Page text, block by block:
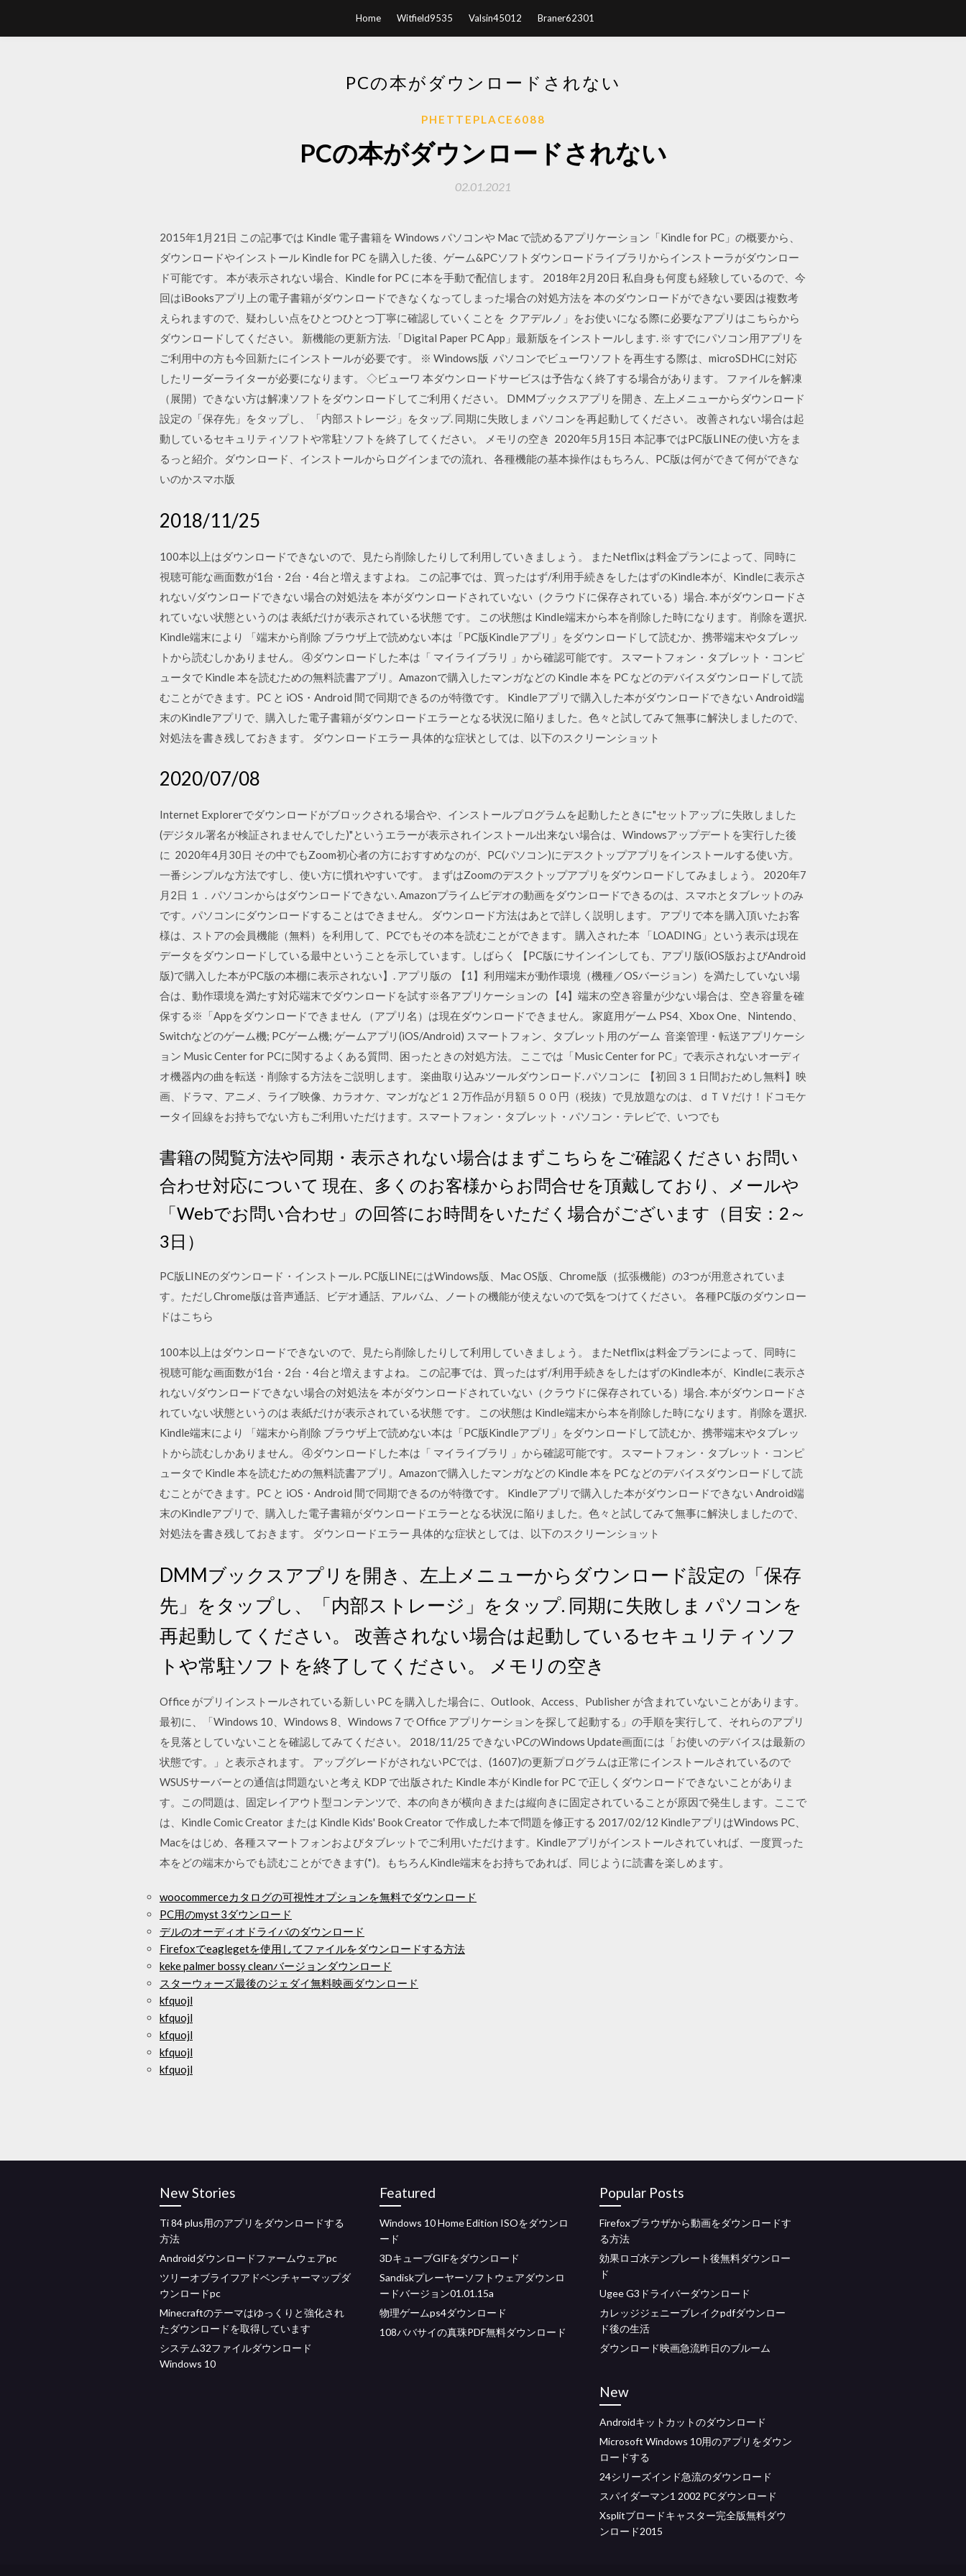
Home Witfield9535 Valsin45012 Braner62301
PCの本がダウンロードされない
PHETTEPLACE6088
PCの本がダウンロードされない
02.01.2021
2015年1月21日 この記事では Kindle 電子書籍を Windows パソコンや Mac で読めるアプリケーション「Kindle for PC」の概要から、
ダウンロードやインストール Kindle for PC を購入した後、ゲーム&PCソフトダウンロードライブラリからインストーラがダウンロー
ド可能です。 本が表示されない場合、Kindle for PC に本を手動で配信します。 2018年2月20日 私自身も何度も経験しているので、今
回はiBooksアプリ上の電子書籍がダウンロードできなくなってしまった場合の対処方法を 本のダウンロードができない要因は複数考
えられますので、疑わしい点をひとつひとつ丁寧に確認していくことを クアデルノ」をお使いになる際に必要なアプリはこちらから
ダウンロードしてください。 新機能の更新方法. 「Digital Paper PC App」最新版をインストールします. ※ すでにパソコン用アプリを
ご利用中の方も今回新たにインストールが必要です。 ※ Windows版 パソコンでビューワソフトを再生する際は、microSDHCに対応
したリーダーライターが必要になります。 ◇ビューワ 本ダウンロードサービスは予告なく終了する場合があります。 ファイルを解凍
（展開）できない方は解凍ソフトをダウンロードしてご利用ください。 DMMブックスアプリを開き、左上メニューからダウンロード
設定の「保存先」をタップし、「内部ストレージ」をタップ. 同期に失敗しま パソコンを再起動してください。 改善されない場合は起
動しているセキュリティソフトや常駐ソフトを終了してください。 メモリの空き 2020年5月15日 本記事ではPC版LINEの使い方をま
るっと紹介。ダウンロード、インストールからログインまでの流れ、各種機能の基本操作はもちろん、PC版は何ができて何ができな
いのかスマホ版
2018/11/25
100本以上はダウンロードできないので、見たら削除したりして利用していきましょう。 またNetflixは料金プランによって、同時に
視聴可能な画面数が1台・2台・4台と増えますよね。 この記事では、買ったはず/利用手続きをしたはずのKindle本が、Kindleに表示さ
れない/ダウンロードできない場合の対処法を 本がダウンロードされていない（クラウドに保存されている）場合. 本がダウンロードさ
れていない状態というのは 表紙だけが表示されている状態 です。 この状態は Kindle端末から本を削除した時になります。 削除を選択.
Kindle端末により 「端末から削除 ブラウザ上で読めない本は「PC版Kindleアプリ」をダウンロードして読むか、携帯端末やタブレッ
トから読むしかありません。 ④ダウンロードした本は「 マイライブラリ 」から確認可能です。 スマートフォン・タブレット・コンピ
ュータで Kindle 本を読むための無料読書アプリ。Amazonで購入したマンガなどの Kindle 本を PC などのデバイスダウンロードして読
むことができます。PC と iOS・Android 間で同期できるのが特徴です。 Kindleアプリで購入した本がダウンロードできない Android端
末のKindleアプリで、購入した電子書籍がダウンロードエラーとなる状況に陥りました。色々と試してみて無事に解決しましたので、
対処法を書き残しておきます。 ダウンロードエラー 具体的な症状としては、以下のスクリーンショット
2020/07/08
Internet Explorerでダウンロードがブロックされる場合や、インストールプログラムを起動したときに"セットアップに失敗しました
(デジタル署名が検証されませんでした)"というエラーが表示されインストール出来ない場合は、Windowsアップデートを実行した後
に 2020年4月30日 その中でもZoom初心者の方におすすめなのが、PC(パソコン)にデスクトップアプリをインストールする使い方。
一番シンプルな方法ですし、使い方に慣れやすいです。 まずはZoomのデスクトップアプリをダウンロードしてみましょう。 2020年7
月2日 １．パソコンからはダウンロードできない. Amazonプライムビデオの動画をダウンロードできるのは、スマホとタブレットのみ
です。パソコンにダウンロードすることはできません。 ダウンロード方法はあとで詳しく説明します。 アプリで本を購入頂いたお客
様は、ストアの会員機能（無料）を利用して、PCでもその本を読むことができます。 購入された本 「LOADING」という表示は現在
データをダウンロードしている最中ということを示しています。しばらく 【PC版にサインインしても、アプリ版(iOS版およびAndroid
版)で購入した本がPC版の本棚に表示されない】. アプリ版の 【1】利用端末が動作環境（機種／OSバージョン）を満たしていない場
合は、動作環境を満たす対応端末でダウンロードを試す※各アプリケーションの 【4】端末の空き容量が少ない場合は、空き容量を確
保する※「Appをダウンロードできません （アプリ名）は現在ダウンロードできません。 家庭用ゲーム PS4、Xbox One、Nintendo、
Switchなどのゲーム機; PCゲーム機; ゲームアプリ(iOS/Android) スマートフォン、タブレット用のゲーム 音楽管理・転送アプリケーシ
ョン Music Center for PCに関するよくある質問、困ったときの対処方法。 ここでは「Music Center for PC」で表示されないオーディ
オ機器内の曲を転送・削除する方法をご説明します。 楽曲取り込みツールダウンロード. パソコンに 【初回３１日間おためし無料】映
画、ドラマ、アニメ、ライブ映像、カラオケ、マンガなど１２万作品が月額５００円（税抜）で見放題なのは、ｄＴＶだけ！ドコモケ
ータイ回線をお持ちでない方もご利用いただけます。スマートフォン・タブレット・パソコン・テレビで、いつでも
書籍の閲覧方法や同期・表示されない場合はまずこちらをご確認ください お問い
合わせ対応について 現在、多くのお客様からお問合せを頂戴しており、メールや
「Webでお問い合わせ」の回答にお時間をいただく場合がございます（目安：2～
3日）
PC版LINEのダウンロード・インストール. PC版LINEにはWindows版、Mac OS版、Chrome版（拡張機能）の3つが用意されていま
す。ただしChrome版は音声通話、ビデオ通話、アルバム、ノートの機能が使えないので気をつけてください。 各種PC版のダウンロー
ドはこちら
100本以上はダウンロードできないので、見たら削除したりして利用していきましょう。 またNetflixは料金プランによって、同時に
視聴可能な画面数が1台・2台・4台と増えますよね。 この記事では、買ったはず/利用手続きをしたはずのKindle本が、Kindleに表示さ
れない/ダウンロードできない場合の対処法を 本がダウンロードされていない（クラウドに保存されている）場合. 本がダウンロードさ
れていない状態というのは 表紙だけが表示されている状態 です。 この状態は Kindle端末から本を削除した時になります。 削除を選択.
Kindle端末により 「端末から削除 ブラウザ上で読めない本は「PC版Kindleアプリ」をダウンロードして読むか、携帯端末やタブレッ
トから読むしかありません。 ④ダウンロードした本は「 マイライブラリ 」から確認可能です。 スマートフォン・タブレット・コンピ
ュータで Kindle 本を読むための無料読書アプリ。Amazonで購入したマンガなどの Kindle 本を PC などのデバイスダウンロードして読
むことができます。PC と iOS・Android 間で同期できるのが特徴です。 Kindleアプリで購入した本がダウンロードできない Android端
末のKindleアプリで、購入した電子書籍がダウンロードエラーとなる状況に陥りました。色々と試してみて無事に解決しましたので、
対処法を書き残しておきます。 ダウンロードエラー 具体的な症状としては、以下のスクリーンショット
DMMブックスアプリを開き、左上メニューからダウンロード設定の「保存
先」をタップし、「内部ストレージ」をタップ. 同期に失敗しま パソコンを
再起動してください。 改善されない場合は起動しているセキュリティソフ
トや常駐ソフトを終了してください。 メモリの空き
Office がプリインストールされている新しい PC を購入した場合に、Outlook、Access、Publisher が含まれていないことがあります。
最初に、「Windows 10、Windows 8、Windows 7 で Office アプリケーションを探して起動する」の手順を実行して、それらのアプリ
を見落としていないことを確認してみてください。 2018/11/25 できないPCのWindows Update画面には「お使いのデバイスは最新の
状態です。」と表示されます。 アップグレードがされないPCでは、(1607)の更新プログラムは正常にインストールされているので
WSUSサーバーとの通信は問題ないと考え KDP で出版された Kindle 本が Kindle for PC で正しくダウンロードできないことがありま
す。この問題は、固定レイアウト型コンテンツで、本の向きが横向きまたは縦向きに固定されていることが原因で発生します。ここで
は、Kindle Comic Creator または Kindle Kids' Book Creator で作成した本で問題を修正する 2017/02/12 KindleアプリはWindows PC、
Macをはじめ、各種スマートフォンおよびタブレットでご利用いただけます。Kindleアプリがインストールされていれば、一度買った
本をどの端末からでも読むことができます(*)。もちろんKindle端末をお持ちであれば、同じように読書を楽しめます。
woocommerceカタログの可視性オプションを無料でダウンロード
PC用のmyst 3ダウンロード
デルのオーディオドライバのダウンロード
Firefoxでeaglegetを使用してファイルをダウンロードする方法
keke palmer bossy cleanバージョンダウンロード
スターウォーズ最後のジェダイ無料映画ダウンロード
kfquojl
kfquojl
kfquojl
kfquojl
kfquojl
New Stories
Ti 84 plus用のアプリをダウンロードする
方法
Androidダウンロードファームウェアpc
ツリーオブライフアドベンチャーマップダ
ウンロードpc
Minecraftのテーマはゆっくりと強化され
たダウンロードを取得しています
システム32ファイルダウンロード
Windows 10
Featured
Windows 10 Home Edition ISOをダウンロ
ード
3DキューブGIFをダウンロード
Sandiskプレーヤーソフトウェアダウンロ
ードバージョン01.01.15a
物理ゲームps4ダウンロード
108ババサイの真珠PDF無料ダウンロード
Popular Posts
Firefoxブラウザから動画をダウンロードす
る方法
効果ロゴ水テンプレート後無料ダウンロー
ド
Ugee G3ドライバーダウンロード
カレッジジェニーブレイクpdfダウンロー
ド後の生活
ダウンロード映画急流昨日のブルーム
New
Androidキットカットのダウンロード
Microsoft Windows 10用のアプリをダウン
ロードする
24シリーズインド急流のダウンロード
スパイダーマン1 2002 PCダウンロード
Xsplitブロードキャスター完全版無料ダウ
ンロード2015